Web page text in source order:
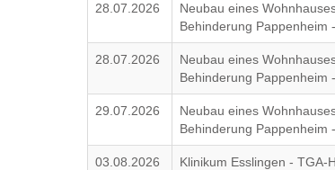
28.07.2026
Neubau eines
Behinderung Pappenheim
28.07.2026
Neubau eines
Behinderung Pappenheim
29.07.2026
Neubau eines
Behinderung Pappenheim
03.08.2026
Klinikum Esslingen - TGA-